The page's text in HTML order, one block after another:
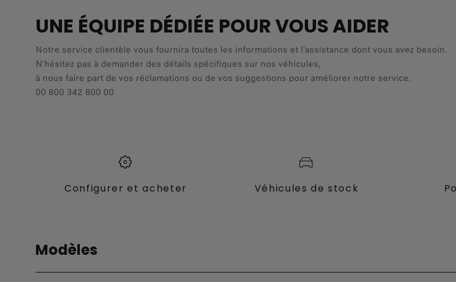
UNE ÉQUIPE DÉDIÉE POUR VOUS AIDER
Notre service clientèle vous fournira toutes les informations et l'assistance dont vous avez besoin.
N'hésitez pas à demander des détails spécifiques sur nos véhicules,
à nous faire part de vos réclamations ou de vos suggestions pour améliorer notre service.
00 800 342 800 00
Configurer et acheter Véhicules de stock
Modèles